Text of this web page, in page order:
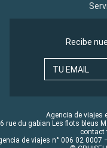
Recibe
TU EMAIL
Agencia de viajes
rue du gabian Les flots bleus
contact
de viajes n° 006 02 0007